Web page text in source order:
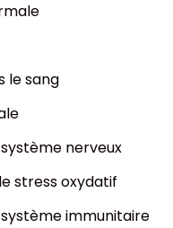
le sang
nerveux
stress oxydatif
immunitaire